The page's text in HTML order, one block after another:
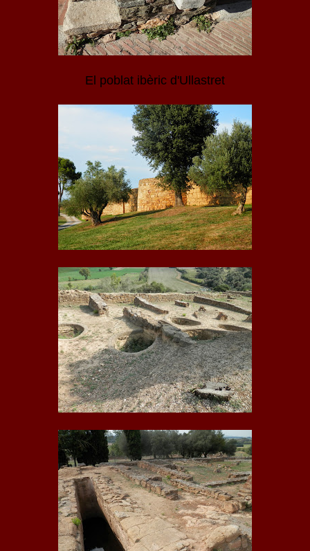
El poblat ibèric d'Ullastret